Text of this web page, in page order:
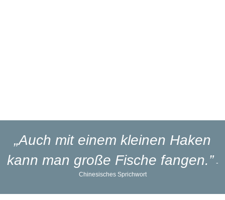
„Auch mit einem kleinen Haken
kann man große Fische fangen.” -
Chinesisches Sprichwort